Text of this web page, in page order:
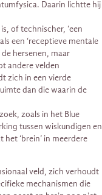
Daarin lichtte hij
of technischer, ‘een
een ‘receptieve mentale
hersenen, maar
andere velden
zich in een vierde
dan die waarin de
zoals in het Blue
tussen wiskundigen en
‘brein’ in meerdere
veld, zich verhoudt
mechanismen die